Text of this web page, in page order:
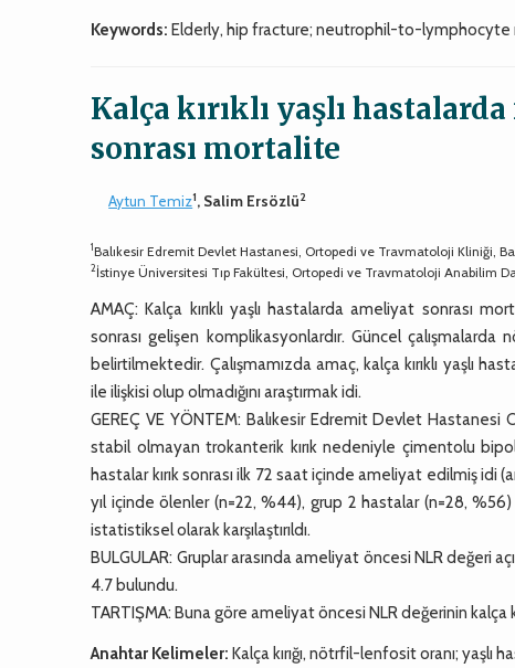
Keywords: Elderly, hip fracture; neutrophil-to-lymphocyte
Kalça kırıklı yaşlı
sonrası mortalite
Aytun Temiz1, Salim Ersözlü2
1Balıkesir Edremit Devlet Hastanesi, Ortopedi ve Travmatoloji Kliniği,
2İstinye Üniversitesi Tıp Fakültesi, Ortopedi ve Travmatoloji Anabilim
AMAÇ: Kalça kırıklı yaşlı hastalarda ameliyat sonrası
sonrası gelişen komplikasyonlardır. Güncel
belirtilmektedir. Çalışmamızda amaç, kalça kırıklı yaşlı
ile ilişkisi olup olmadığını araştırmak idi.
GEREÇ VE YÖNTEM: Balıkesir Edremit Devlet
stabil olmayan trokanterik kırık nedeniyle çimentolu
hastalar kırık sonrası ilk 72 saat içinde ameliyat edilmiş
yıl içinde ölenler (n=22, %44), grup 2 hastalar (n=28,
istatistiksel olarak karşılaştırıldı.
BULGULAR: Gruplar arasında ameliyat öncesi NLR değeri
4.7 bulundu.
TARTIŞMA: Buna göre ameliyat öncesi NLR değerinin kalça
Anahtar Kelimeler: Kalça kırığı, nötrfil-lenfosit oranı; yaşlı